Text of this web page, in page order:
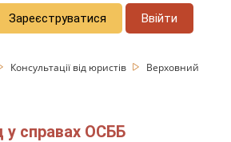
Зареєструватися Ввійти
Консультації від юристів
Верховний
у справах ОСББ